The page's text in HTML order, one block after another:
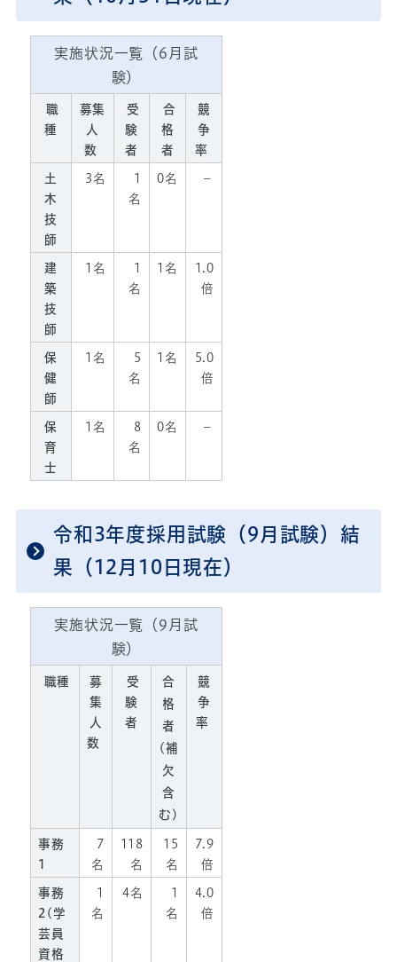
実施状況一覧（6月試
験）
職
種
募集
人
数
受
験
者
合
格
者
競
争
率
土
木
技
師
3名
1
名
0名 －
建
築
技
師
1名
1
名
1名
1.0
倍
保
健
師
1名
5
名
1名
5.0
倍
保
育
士
1名
8
名
0名 －
令和3年度採用試験（9月試験）結
果（12月10日現在）
実施状況一覧（9月試
験）
職種
募
集
人
数
受
験
者
合
格
者
(補
欠
含
む)
競
争
率
事務
1
7
名
118
名
15
名
7.9
倍
事務
2(学
芸員
資格
1
名
4名
1
名
4.0
倍